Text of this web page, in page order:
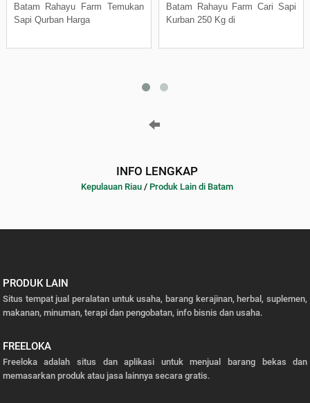
Batam Rahayu Farm Temukan
Sapi Qurban Harga
Batam Rahayu Farm Cari Sapi
Kurban 250 Kg di
INFO LENGKAP
Kepulauan Riau / Produk Lain di Batam
PRODUK LAIN
Situs tempat jual peralatan untuk usaha, barang kerajinan, herbal, suplemen,
makanan, minuman, terapi dan pengobatan, info bisnis dan usaha.
FREELOKA
Freeloka adalah situs dan aplikasi untuk menjual barang bekas dan
memasarkan produk atau jasa lainnya secara gratis.